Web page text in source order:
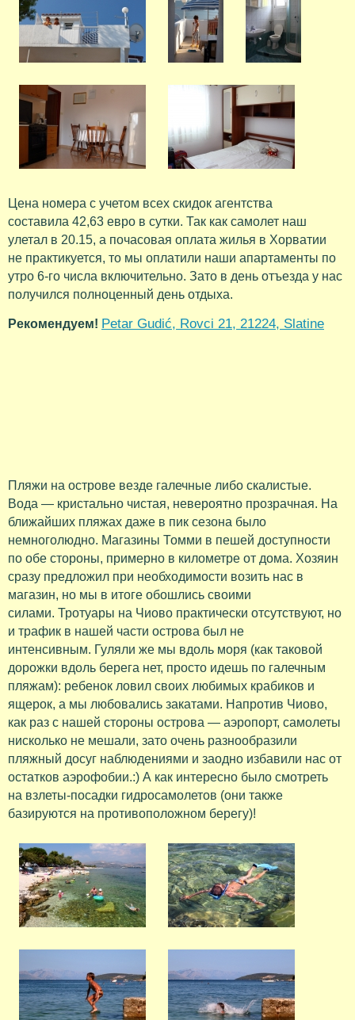
Цена номера с учетом всех скидок агентства
составила 42,63 евро в сутки. Так как самолет наш
улетал в 20.15, а почасовая оплата жилья в Хорватии
не практикуется, то мы оплатили наши апартаменты по
утро 6-го числа включительно. Зато в день отъезда у нас
получился полноценный день отдыха.
Рекомендуем! Petar Gudić, Rovci 21, 21224, Slatine
Пляжи на острове везде галечные либо скалистые.
Вода — кристально чистая, невероятно прозрачная. На
ближайших пляжах даже в пик сезона было
немноголюдно. Магазины Томми в пешей доступности
по обе стороны, примерно в километре от дома. Хозяин
сразу предложил при необходимости возить нас в
магазин, но мы в итоге обошлись своими
силами. Тротуары на Чиово практически отсутствуют, но
и трафик в нашей части острова был не
интенсивным. Гуляли же мы вдоль моря (как таковой
дорожки вдоль берега нет, просто идешь по галечным
пляжам): ребенок ловил своих любимых крабиков и
ящерок, а мы любовались закатами. Напротив Чиово,
как раз с нашей стороны острова — аэропорт, самолеты
нисколько не мешали, зато очень разнообразили
пляжный досуг наблюдениями и заодно избавили нас от
остатков аэрофобии.:) А как интересно было смотреть
на взлеты-посадки гидросамолетов (они также
базируются на противоположном берегу)!